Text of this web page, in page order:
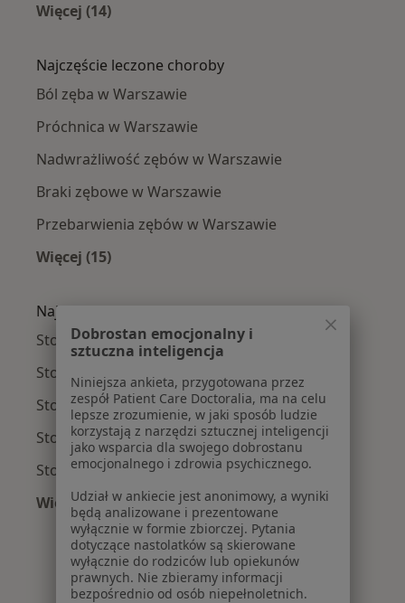
Więcej (14)
Najczęście leczone choroby
Ból zęba w Warszawie
Próchnica w Warszawie
Nadwrażliwość zębów w Warszawie
Braki zębowe w Warszawie
Przebarwienia zębów w Warszawie
Więcej (15)
Najpopularniejsze ubezpieczenia
Stomatolodzy z Medicover w Warszawie
Stomatolodzy z Allianz w Warszawie
Stomatolodzy z INTER Polska w Warszawie
Stomatolodzy z Signal Iduna w Warszawie
Stomatolodzy z Compensa w Warszawie
Więcej (9)
Więcej w kategorii: Najpopularniejsze
Dobrostan emocjonalny i
sztuczna inteligencja
Niniejsza ankieta, przygotowana przez
zespół Patient Care Doctoralia, ma na celu
lepsze zrozumienie, w jaki sposób ludzie
korzystają z narzędzi sztucznej inteligencji
jako wsparcia dla swojego dobrostanu
emocjonalnego i zdrowia psychicznego.
Udział w ankiecie jest anonimowy, a wyniki
będą analizowane i prezentowane
wyłącznie w formie zbiorczej. Pytania
dotyczące nastolatków są skierowane
wyłącznie do rodziców lub opiekunów
prawnych. Nie zbieramy informacji
bezpośrednio od osób niepełnoletnich.